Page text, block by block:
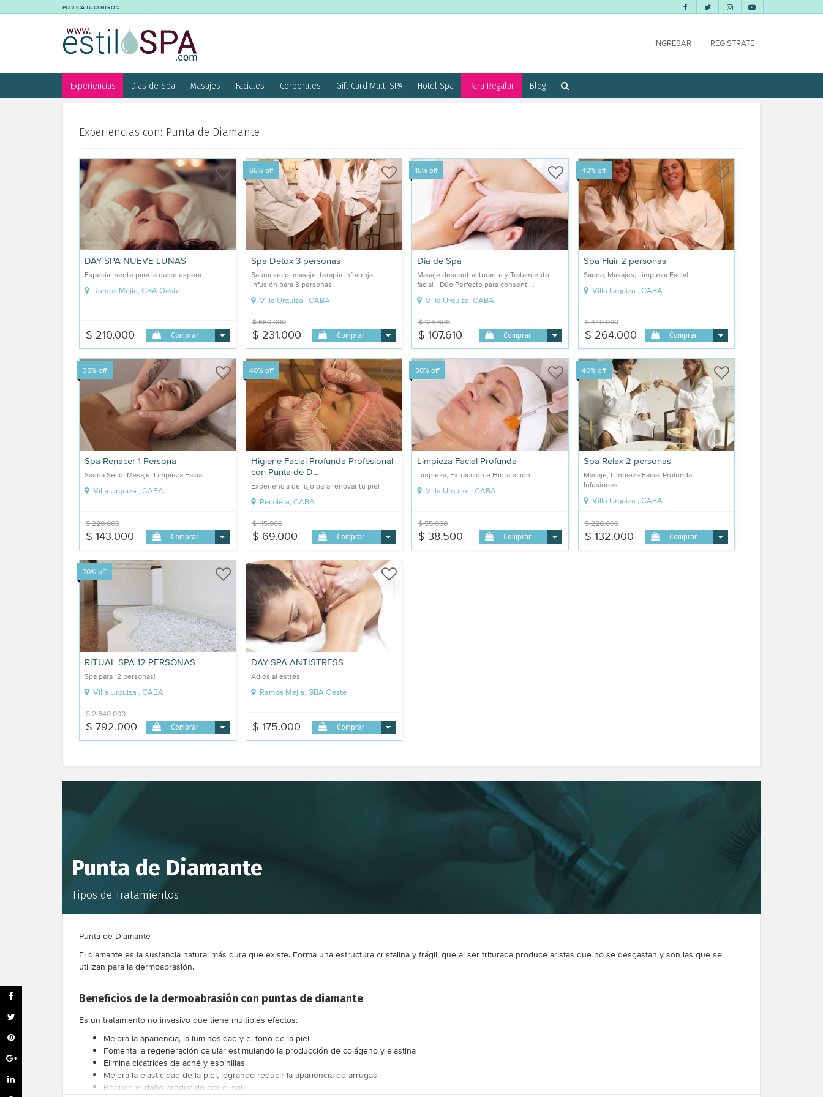
PUBLICÁ TU CENTRO
INGRESAR | REGISTRATE
Experiencias Dias de Spa Masajes Faciales Corporales Gift Card Multi SPA Hotel Spa Para Regalar Blog
Experiencias con: Punta de Diamante
DAY SPA NUEVE LUNAS
Especialmente para la dulce espera
Ramos Mejia, GBA Oeste
$ 210.000 Comprar
65% off
Spa Detox 3 personas
Sauna seco, masaje, terapia infrarroja,
infusión para 3 personas
Villa Urquiza , CABA
$ 660.000
$ 231.000 Comprar
15% off
Dia de Spa
Masaje descontracturante y Tratamiento
facial - Dúo Perfecto para consenti...
Villa Urquiza, CABA
$ 126.600
$ 107.610 Comprar
40% off
Spa Fluir 2 personas
Sauna, Masajes, Limpieza Facial
Villa Urquiza , CABA
$ 440.000
$ 264.000 Comprar
35% off
Spa Renacer 1 Persona
Sauna Seco, Masaje, Limpieza Facial
Villa Urquiza , CABA
$ 220.000
$ 143.000 Comprar
40% off
Higiene Facial Profunda Profesional
con Punta de D...
Experiencia de lujo para renovar tu piel
Recoleta, CABA
$ 115.000
$ 69.000 Comprar
30% off
Limpieza Facial Profunda
Limpieza, Extracción e Hidratación
Villa Urquiza , CABA
$ 55.000
$ 38.500 Comprar
40% off
Spa Relax 2 personas
Masaje, Limpieza Facial Profunda,
Infusiones
Villa Urquiza , CABA
$ 220.000
$ 132.000 Comprar
70% off
RITUAL SPA 12 PERSONAS
Spa para 12 personas!
Villa Urquiza , CABA
$ 2.640.000
$ 792.000 Comprar
DAY SPA ANTISTRESS
Adiós al estrés
Ramos Mejia, GBA Oeste
$ 175.000 Comprar
Punta de Diamante
Tipos de Tratamientos
Punta de Diamante
El diamante es la sustancia natural más dura que existe. Forma una estructura cristalina y frágil, que al ser triturada produce aristas que no se desgastan y son las que se
utilizan para la dermoabrasión.
Beneficios de la dermoabrasión con puntas de diamante
Es un tratamiento no invasivo que tiene múltiples efectos:
Mejora la apariencia, la luminosidad y el tono de la piel
Fomenta la regeneración celular estimulando la producción de colágeno y elastina
Elimina cicatrices de acné y espinillas
Mejora la elasticidad de la piel, logrando reducir la apariencia de arrugas.
Reduce el daño producido por el sol.